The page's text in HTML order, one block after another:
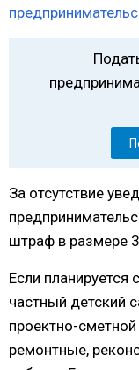
За отсутствие
штраф в размере
Если
частный детский
проектно-
ремонтные,